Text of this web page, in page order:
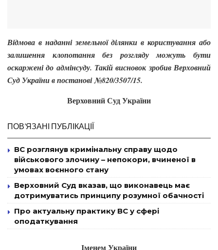
Відмова в наданні земельної ділянки в користування або
залишення клопотання без розгляду можуть бути
оскаржені до адмінсуду. Такій висновок зробив Верховний
Суд України в постанові №820/3507/15.
Верховний Суд України
ПОВ’ЯЗАНІ ПУБЛІКАЦІЇ
ВС розглянув кримінальну справу щодо
військового злочину – непокори, вчиненої в
умовах воєнного стану
Верховний Суд вказав, що виконавець має
дотримуватись принципу розумної обачності
Про актуальну практику ВС у сфері
оподаткування
Іменем України